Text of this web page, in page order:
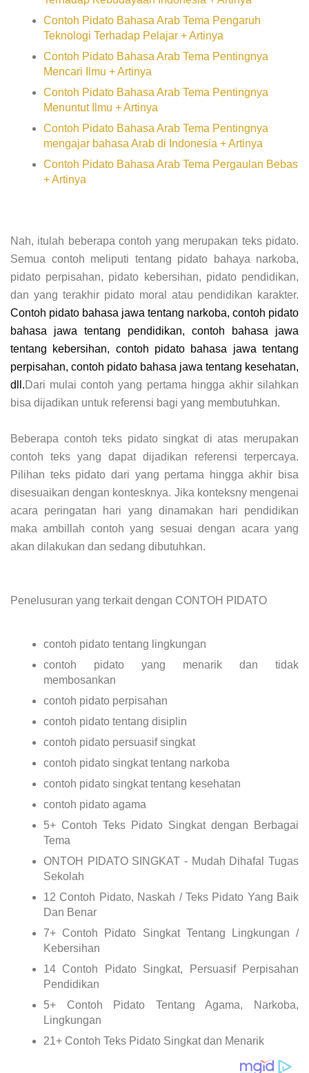
Contoh Pidato Bahasa Arab Tema Pengaruh
Teknologi Terhadap Pelajar + Artinya
Contoh Pidato Bahasa Arab Tema Pentingnya
Mencari Ilmu + Artinya
Contoh Pidato Bahasa Arab Tema Pentingnya
Menuntut Ilmu + Artinya
Contoh Pidato Bahasa Arab Tema Pentingnya
mengajar bahasa Arab di Indonesia + Artinya
Contoh Pidato Bahasa Arab Tema Pergaulan Bebas
+ Artinya
Nah, itulah beberapa contoh yang merupakan teks pidato.
Semua contoh meliputi tentang pidato bahaya narkoba,
pidato perpisahan, pidato kebersihan, pidato pendidikan,
dan yang terakhir pidato moral atau pendidikan karakter.
Contoh pidato bahasa jawa tentang narkoba, contoh pidato
bahasa jawa tentang pendidikan, contoh bahasa jawa
tentang kebersihan, contoh pidato bahasa jawa tentang
perpisahan, contoh pidato bahasa jawa tentang kesehatan,
dll.Dari mulai contoh yang pertama hingga akhir silahkan
bisa dijadikan untuk referensi bagi yang membutuhkan.
Beberapa contoh teks pidato singkat di atas merupakan
contoh teks yang dapat dijadikan referensi terpercaya.
Pilihan teks pidato dari yang pertama hingga akhir bisa
disesuaikan dengan kontesknya. Jika konteksny mengenai
acara peringatan hari yang dinamakan hari pendidikan
maka ambillah contoh yang sesuai dengan acara yang
akan dilakukan dan sedang dibutuhkan.
Penelusuran yang terkait dengan CONTOH PIDATO
contoh pidato tentang lingkungan
contoh pidato yang menarik dan tidak
membosankan
contoh pidato perpisahan
contoh pidato tentang disiplin
contoh pidato persuasif singkat
contoh pidato singkat tentang narkoba
contoh pidato singkat tentang kesehatan
contoh pidato agama
5+ Contoh Teks Pidato Singkat dengan Berbagai
Tema
ONTOH PIDATO SINGKAT - Mudah Dihafal Tugas
Sekolah
12 Contoh Pidato, Naskah / Teks Pidato Yang Baik
Dan Benar
7+ Contoh Pidato Singkat Tentang Lingkungan /
Kebersihan
14 Contoh Pidato Singkat, Persuasif Perpisahan
Pendidikan
5+ Contoh Pidato Tentang Agama, Narkoba,
Lingkungan
21+ Contoh Teks Pidato Singkat dan Menarik